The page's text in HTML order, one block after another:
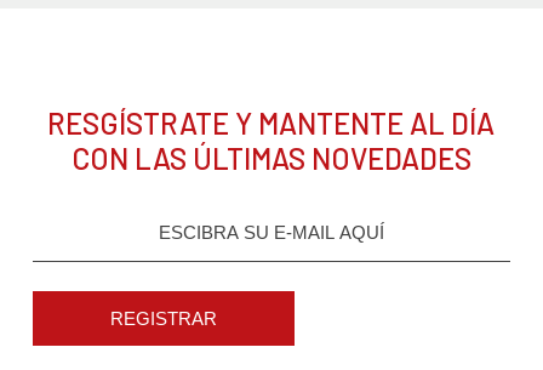
RESGÍSTRATE Y MANTENTE AL DÍA
CON LAS ÚLTIMAS NOVEDADES
REGISTRAR